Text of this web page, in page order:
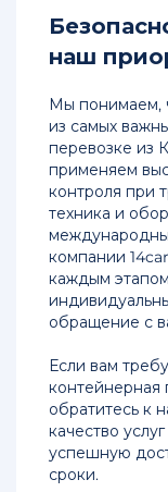
Москву
сборных
грузов
из
Китая
в
Москву
Перевозки
грузов
из
Китая
Иркутск
Перевозка
грузов
из
Китая
наш
Мы понимаем,
из самых
перевозке из
применяем
контроля при
техника и
компании
каждым
обращение с
Если вам
контейнерная
обратитесь к
качество
успешную
сроки.